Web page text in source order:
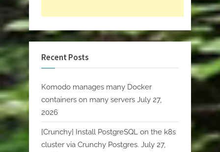
Recent Posts
Komodo manages many Docker
containers on many servers July 27,
2026
[Crunchy] Install PostgreSQL on the k8s
cluster via Crunchy Postgres. July 27,